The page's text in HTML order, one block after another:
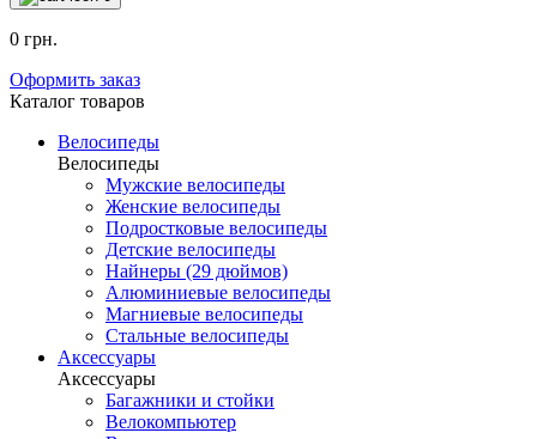
0 грн.
Оформить заказ
Каталог товаров
Велосипеды
Велосипеды
Мужские велосипеды
Женские велосипеды
Подростковые велосипеды
Детские велосипеды
Найнеры (29 дюймов)
Алюминиевые велосипеды
Магниевые велосипеды
Стальные велосипеды
Аксессуары
Аксессуары
Багажники и стойки
Велокомпьютер